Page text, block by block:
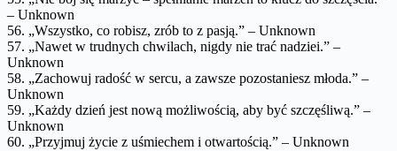
– Unknown
56. „Wszystko, co robisz, zrób to z pasją.” – Unknown
57. „Nawet w trudnych chwilach, nigdy nie trać nadziei.” –
Unknown
58. „Zachowuj radość w sercu, a zawsze pozostaniesz młoda.” –
Unknown
59. „Każdy dzień jest nową możliwością, aby być szczęśliwą.” –
Unknown
60. „Przyjmuj życie z uśmiechem i otwartością.” – Unknown